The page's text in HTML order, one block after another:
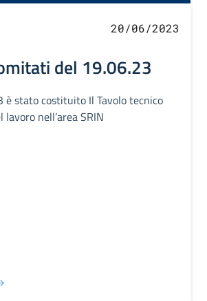
20/06/2023
del 19.06.23
è stato costituito Il Tavolo tecnico
nell’area SRIN